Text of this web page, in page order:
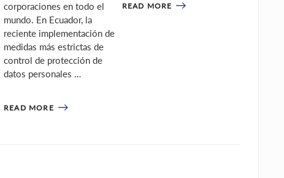
corporaciones en todo el
mundo. En Ecuador, la
reciente implementación de
medidas más estrictas de
control de protección de
datos personales …
READ MORE
READ MORE